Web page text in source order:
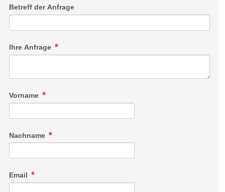
Betreff der Anfrage
Ihre Anfrage
Vorname
Nachname
Email